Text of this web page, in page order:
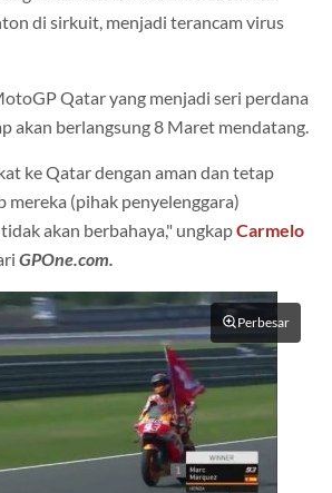
di sirkuit, menjadi terancam virus
Qatar yang menjadi seri perdana
akan berlangsung 8 Maret mendatang.
ke Qatar dengan aman dan tetap
mereka (pihak penyelenggara)
akan berbahaya," ungkapCarmelo
GPOne.com.
Perbesar